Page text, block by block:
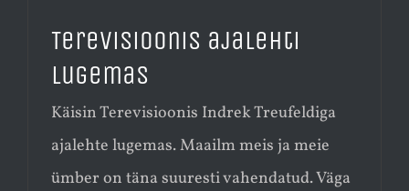
Terevisioonis ajalehti
lugemas
Käisin Terevisioonis Indrek Treufeldiga
ajalehte lugemas. Maailm meis ja meie
ümber on täna suuresti vahendatud. Väga